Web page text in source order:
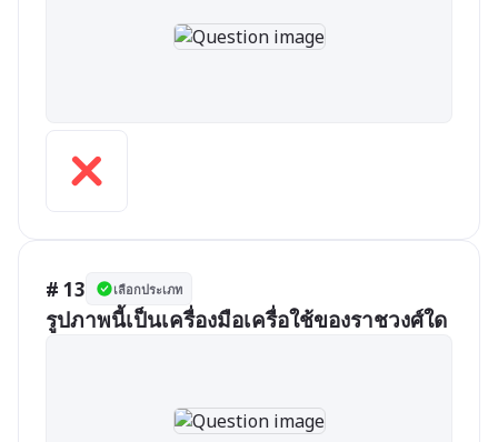
# 13 เลือกประเภท
รูปภาพนี้เป็นเครื่องมือเครื่อใช้ของราชวงศ์ใด